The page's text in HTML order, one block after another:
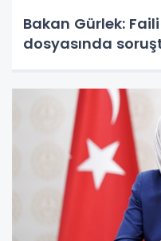
Bakan Gürlek:
dosyasında